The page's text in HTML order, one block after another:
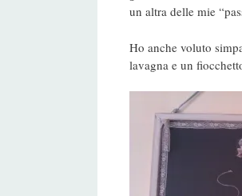
un altra delle mie
Ho anche voluto
lavagna e un